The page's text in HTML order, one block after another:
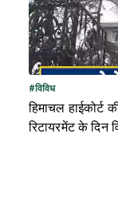
#विविध
हिमाचल हाईकोर्ट
रिटायरमेंट के दिन